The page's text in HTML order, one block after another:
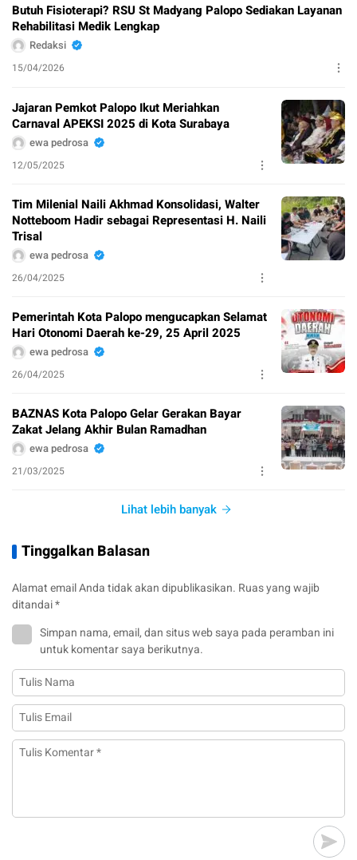
Butuh Fisioterapi? RSU St Madyang Palopo Sediakan Layanan
Rehabilitasi Medik Lengkap
Redaksi
15/04/2026
Jajaran Pemkot Palopo Ikut Meriahkan
Carnaval APEKSI 2025 di Kota Surabaya
ewa pedrosa
12/05/2025
Tim Milenial Naili Akhmad Konsolidasi, Walter
Notteboom Hadir sebagai Representasi H. Naili
Trisal
ewa pedrosa
26/04/2025
Pemerintah Kota Palopo mengucapkan Selamat
Hari Otonomi Daerah ke-29, 25 April 2025
ewa pedrosa
26/04/2025
BAZNAS Kota Palopo Gelar Gerakan Bayar
Zakat Jelang Akhir Bulan Ramadhan
ewa pedrosa
21/03/2025
Lihat lebih banyak
Tinggalkan Balasan
Alamat email Anda tidak akan dipublikasikan. Ruas yang wajib
ditandai*
Simpan nama, email, dan situs web saya pada peramban ini
untuk komentar saya berikutnya.